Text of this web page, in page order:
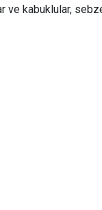
kabuklular,